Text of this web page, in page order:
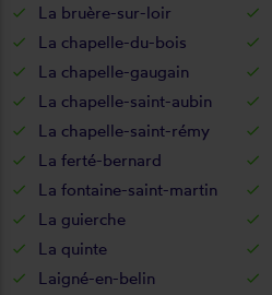
La bruère-sur-loir
La chapelle-du-bois
La chapelle-gaugain
La chapelle-saint-aubin
La chapelle-saint-rémy
La ferté-bernard
La fontaine-saint-martin
La guierche
La quinte
Laigné-en-belin